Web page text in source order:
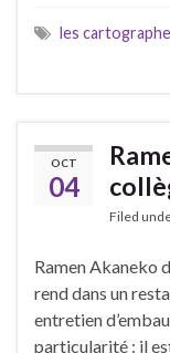
les
OCT
04
Filed
Ramen Akaneko
rend dans un
entretien
particularité : il